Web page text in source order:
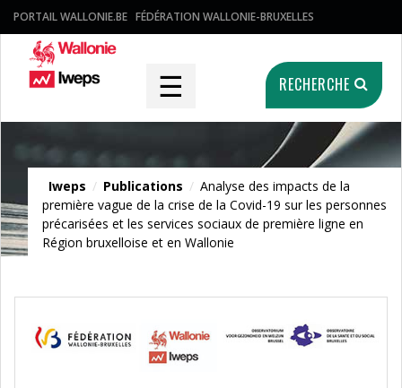
PORTAIL WALLONIE.BE FÉDÉRATION WALLONIE-BRUXELLES
☰ RECHERCHE
Publications
Iweps / Publications / Analyse des impacts de la
première vague de la crise de la Covid-19 sur les personnes
précarisées et les services sociaux de première ligne en
Région bruxelloise et en Wallonie